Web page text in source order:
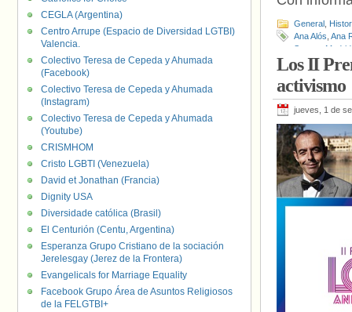
General
Ana Alós Ana
Santos
Madrid
VOX,Yolanda
Los II
activismo
jueves, 1 de
CEGLA (Argentina)
Centro Arrupe (Espacio de Diversidad LGTBI)
Valencia.
Colectivo Teresa de Cepeda y Ahumada
(Facebook)
Colectivo Teresa de Cepeda y Ahumada
(Instagram)
Colectivo Teresa de Cepeda y Ahumada
(Youtube)
CRISMHOM
Cristo LGBTI (Venezuela)
David et Jonathan (Francia)
Dignity USA
Diversidade católica (Brasil)
El Centurión (Centu, Argentina)
Esperanza Grupo Cristiano de la sociación
Jerelesgay (Jerez de la Frontera)
Evangelicals for Marriage Equality
Facebook Grupo Área de Asuntos Religiosos
de la FELGTBI+